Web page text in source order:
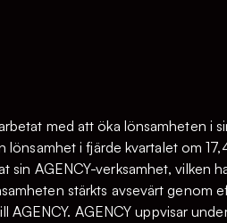
med att öka lönsamheten i
i fjärde kvartalet om
AGENCY-verksamhet, vilken
stärkts avsevärt genom
AGENCY uppvisar